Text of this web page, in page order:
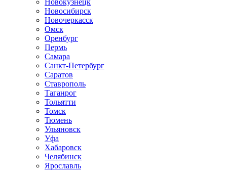
Новокузнецк
Новосибирск
Новочеркаcск
Омск
Оренбург
Пермь
Самара
Санкт-Петербург
Саратов
Ставрополь
Таганрог
Тольятти
Томск
Тюмень
Ульяновск
Уфа
Хабаровск
Челябинск
Ярославль